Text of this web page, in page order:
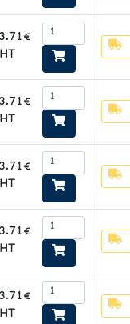
HT
HT
HT
HT
HT